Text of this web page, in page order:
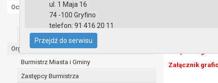
Ochrona danych osobowych
Urząd Miasta i Gminy w Gryfinie
Straż Miejska
Organy
Burmistrz Miasta i Gminy
Zastępcy Burmistrza
Załącznik
Załącznik
ul. 1 Maja 16
74 -100 Gryfino
telefon: 91 416 20 11
e-mail:
burmistrz@gryfino.pl
Dane kontaktowe Inspektora Ochrony Danych:
e-mail:iod@gryfino.pl
Pani/Pana dane osobowe przetwarzane są zgodnie z
Przejdź do serwisu